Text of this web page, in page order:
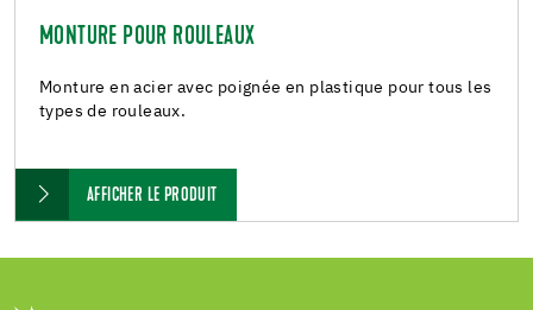
MONTURE POUR ROULEAUX
Monture en acier avec poignée en plastique pour tous les
types de rouleaux.
AFFICHER LE PRODUIT